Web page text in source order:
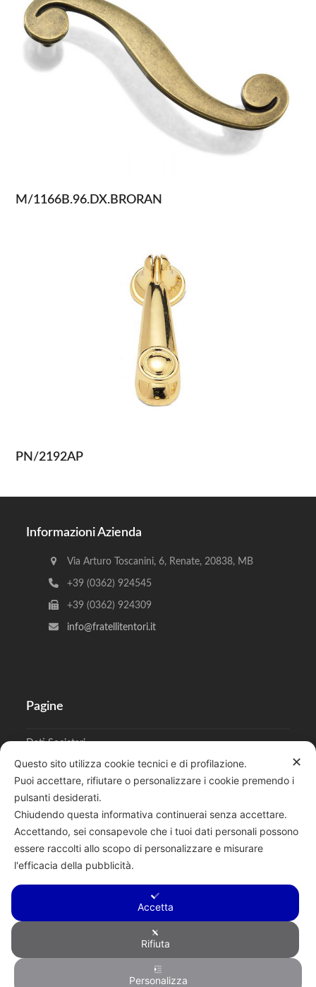
M/1166B.96.DX.BRORAN
PN/2192AP
Informazioni Azienda
Via Arturo Toscanini, 6, Renate, 20838, MB
+39 (0362) 924545
+39 (0362) 924309
info@fratellitentori.it
Pagine
Dati Societari
Regolamento Privacy
Copyright © 2026 F.lli Tentori di Enrico Tentori & C. SAS - Via A.
✕
Questo sito utilizza cookie tecnici e di profilazione.
Puoi accettare, rifiutare o personalizzare i cookie premendo i
pulsanti desiderati.
Chiudendo questa informativa continuerai senza accettare.
Accettando, sei consapevole che i tuoi dati personali possono
essere raccolti allo scopo di personalizzare e misurare
l'efficacia della pubblicità.
Accetta
Rifiuta
Personalizza